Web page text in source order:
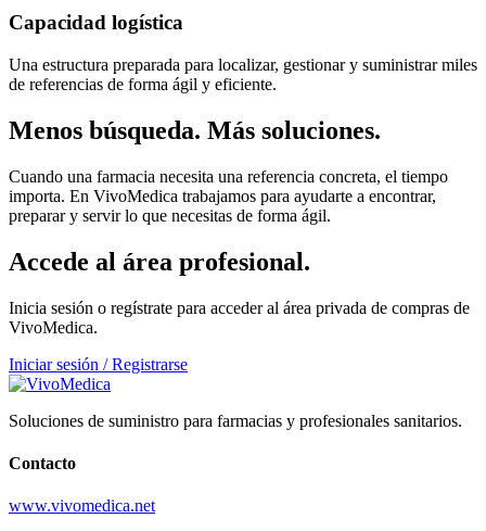
Capacidad logística
Una estructura preparada para localizar, gestionar y suministrar miles
de referencias de forma ágil y eficiente.
Menos búsqueda. Más soluciones.
Cuando una farmacia necesita una referencia concreta, el tiempo
importa. En VivoMedica trabajamos para ayudarte a encontrar,
preparar y servir lo que necesitas de forma ágil.
Accede al área profesional.
Inicia sesión o regístrate para acceder al área privada de compras de
VivoMedica.
Iniciar sesión / Registrarse
Soluciones de suministro para farmacias y profesionales sanitarios.
Contacto
www.vivomedica.net